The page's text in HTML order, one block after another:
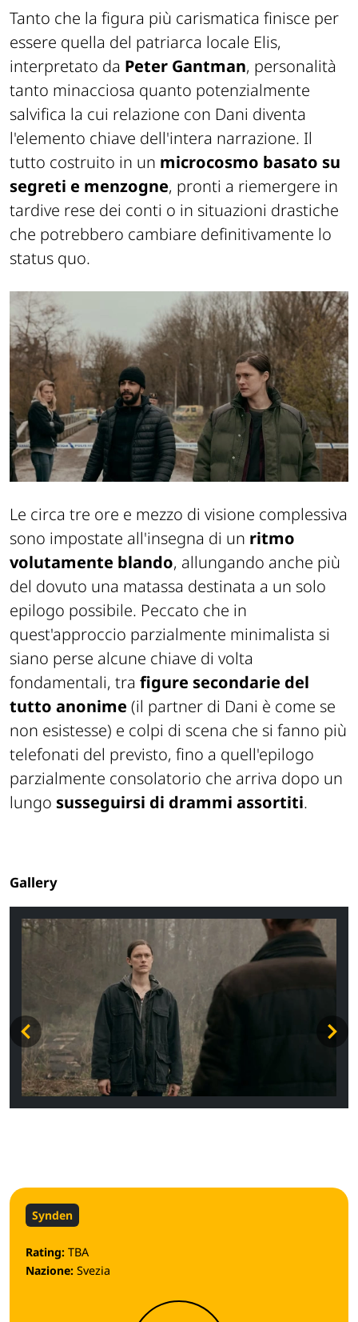
Tanto che la figura più carismatica finisce per
essere quella del patriarca locale Elis,
interpretato da Peter Gantman, personalità
tanto minacciosa quanto potenzialmente
salvifica la cui relazione con Dani diventa
l'elemento chiave dell'intera narrazione. Il
tutto costruito in un microcosmo basato su
segreti e menzogne, pronti a riemergere in
tardive rese dei conti o in situazioni drastiche
che potrebbero cambiare definitivamente lo
status quo.
Le circa tre ore e mezzo di visione complessiva
sono impostate all'insegna di un ritmo
volutamente blando, allungando anche più
del dovuto una matassa destinata a un solo
epilogo possibile. Peccato che in
quest'approccio parzialmente minimalista si
siano perse alcune chiave di volta
fondamentali, tra figure secondarie del
tutto anonime (il partner di Dani è come se
non esistesse) e colpi di scena che si fanno più
telefonati del previsto, fino a quell'epilogo
parzialmente consolatorio che arriva dopo un
lungo susseguirsi di drammi assortiti.
Gallery
Synden
Rating: TBA
Nazione: Svezia